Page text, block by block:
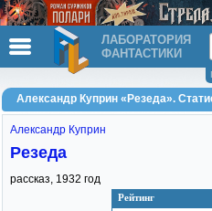
ЛАБОРАТОРИЯ
ФАНТАСТИКИ
Александр Куприн «Резеда».
Рейтинг
Александр Куприн
Резеда
рассказ, 1932 год